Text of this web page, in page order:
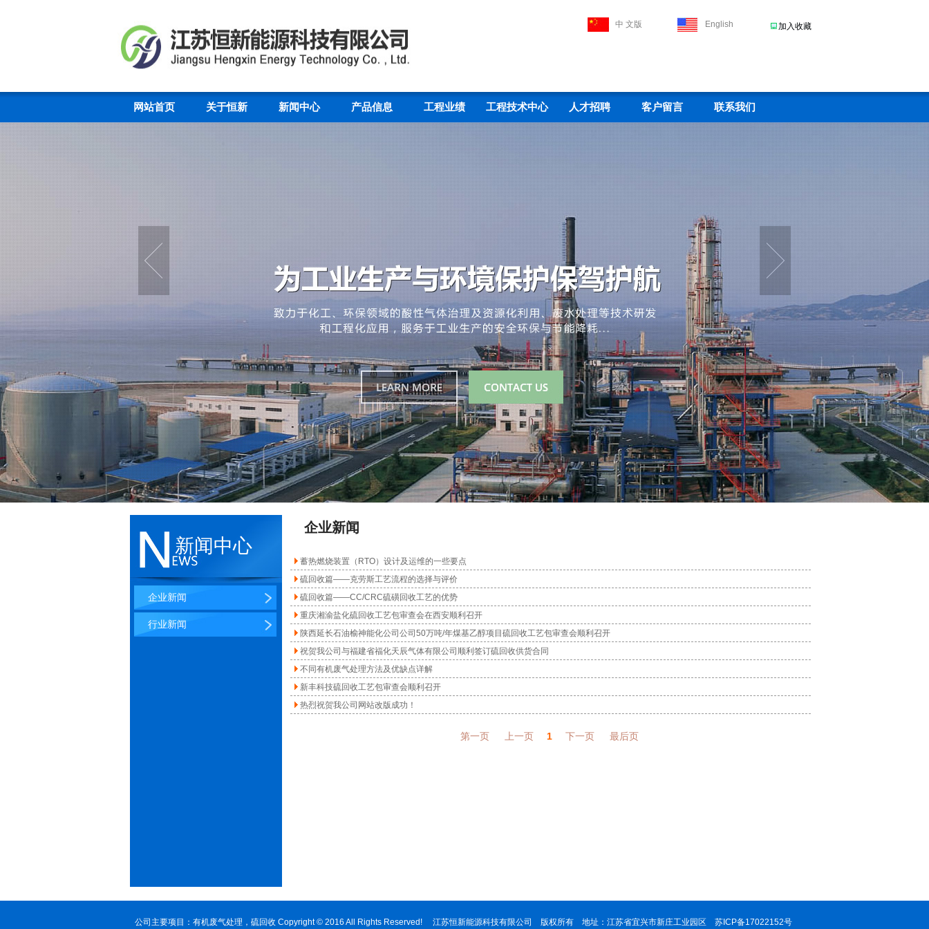
加入收藏
中 文版 English
网站首页 关于恒新 新闻中心 产品信息 工程业绩 工程技术中心 人才招聘 客户留言 联系我们
新闻中心
企业新闻
行业新闻
企业新闻
蓄热燃烧装置（RTO）设计及运维的一些要点
硫回收篇——克劳斯工艺流程的选择与评价
硫回收篇——CC/CRC硫磺回收工艺的优势
重庆湘渝盐化硫回收工艺包审查会在西安顺利召开
陕西延长石油榆神能化公司公司50万吨/年煤基乙醇项目硫回收工艺包审查会顺利召开
祝贺我公司与福建省福化天辰气体有限公司顺利签订硫回收供货合同
不同有机废气处理方法及优缺点详解
新丰科技硫回收工艺包审查会顺利召开
热烈祝贺我公司网站改版成功！
第一页 上一页 1 下一页 最后页
公司主要项目： 有机废气处理 ，硫回收 Copyright © 2016 All Rights Reserved! 江苏恒新能源科技有限公司 版权所有 地址：江苏省宜兴市新庄工业园区 苏ICP备17022152号